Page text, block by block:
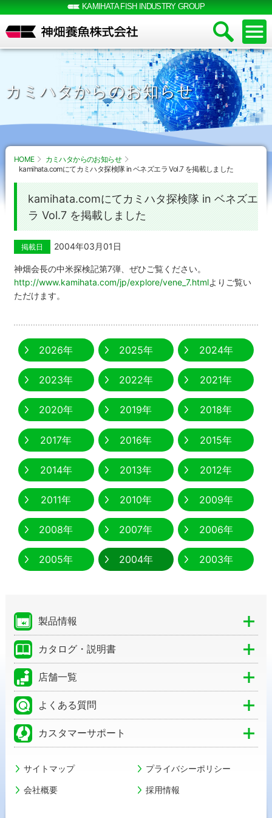
KAMIHATA FISH INDUSTRY GROUP
カミハタからのお知らせ
HOME
カミハタからのお知らせ
kamihata.comにてカミハタ探検隊 in ベネズエラ Vol.7 を掲載しました
kamihata.comにてカミハタ探検隊 in ベネズエ
ラ Vol.7 を掲載しました
掲載日 2004年03月01日
神畑会長の中米探検記第7弾、ぜひご覧ください。
http://www.kamihata.com/jp/explore/vene_7.htmlよりご覧い
ただけます。
2026年 2025年 2024年
2023年 2022年 2021年
2020年 2019年 2018年
2017年 2016年 2015年
2014年 2013年 2012年
2011年 2010年 2009年
2008年 2007年 2006年
2005年 2004年 2003年
製品情報
カタログ・説明書
店舗一覧
よくある質問
カスタマーサポート
サイトマップ プライバシーポリシー
会社概要 採用情報